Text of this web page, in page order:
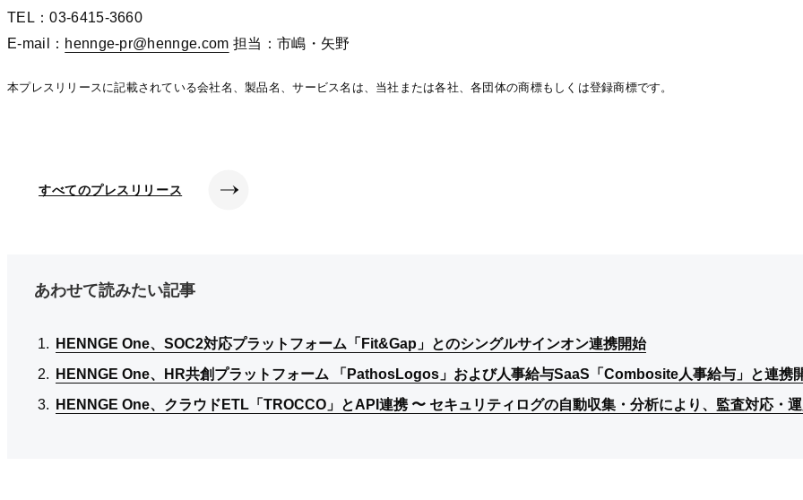
TEL：03-6415-3660
E-mail： hennge-pr@hennge.com
hennge-pr@hennge.com
hennge-pr@hennge.com 担当：市嶋・矢野
本プレスリリースに記載されている会社名、製品名、サービス名は、当社または各社、各団体の商標もしくは登録商標です。
すべてのプレスリリース
あわせて読みたい記事
HENNGE One、SOC2対応プラットフォーム「Fit&Gap」とのシングルサインオン連携開始
HENNGE One、SOC2対応プラットフォーム「Fit&Gap」とのシングルサインオン連携開始
HENNGE One、SOC2対応プラットフォーム「Fit&Gap」とのシングルサインオン連携開始
HENNGE One、HR共創プラットフォーム 「PathosLogos」および人事給与SaaS「Combosite人事給与」と連携
HENNGE One、HR共創プラットフォーム 「PathosLogos」および人事給与SaaS「Combosite人事給与」と連携
HENNGE One、HR共創プラットフォーム 「PathosLogos」および人事給与SaaS「Combosite人事給与」と連携
HENNGE One、クラウドETL「TROCCO」とAPI連携 〜 セキュリティログの自動収集・分析により、監査対応・
HENNGE One、クラウドETL「TROCCO」とAPI連携 〜 セキュリティログの自動収集・分析により、監査対応・
HENNGE One、クラウドETL「TROCCO」とAPI連携 〜 セキュリティログの自動収集・分析により、監査対応・